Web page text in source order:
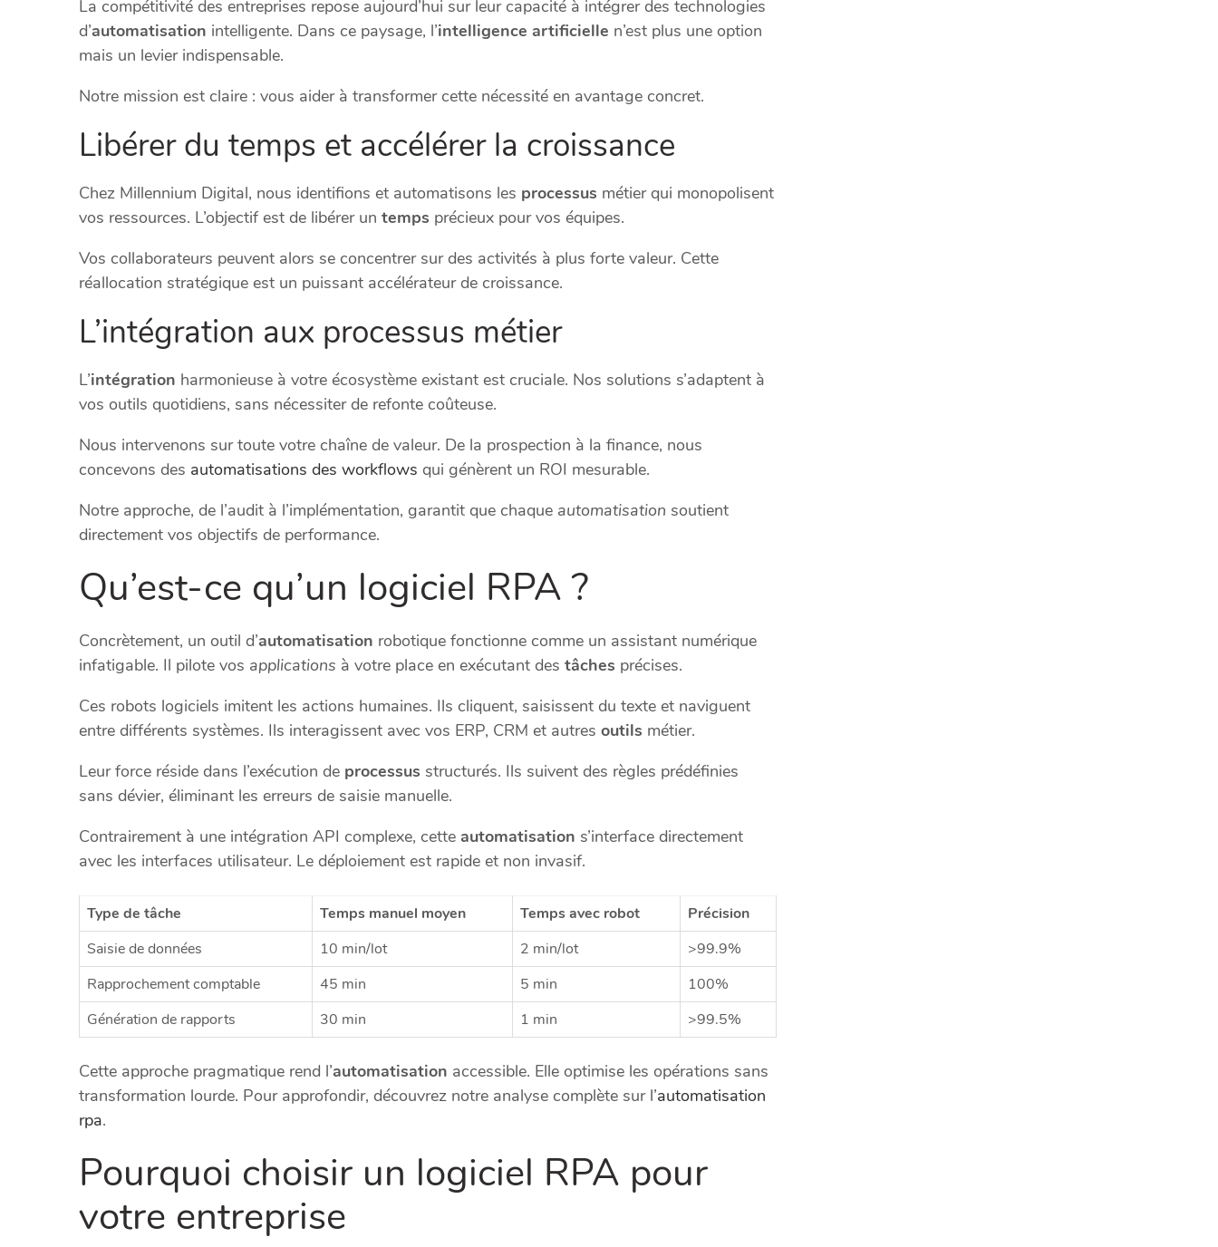
La compétitivité des entreprises repose aujourd’hui sur leur capacité à intégrer des technologies
d’automatisation intelligente. Dans ce paysage, l’intelligence artificielle n’est plus une option
mais un levier indispensable.
Notre mission est claire : vous aider à transformer cette nécessité en avantage concret.
Libérer du temps et accélérer la croissance
Chez Millennium Digital, nous identifions et automatisons les processus métier qui monopolisent
vos ressources. L’objectif est de libérer un temps précieux pour vos équipes.
Vos collaborateurs peuvent alors se concentrer sur des activités à plus forte valeur. Cette
réallocation stratégique est un puissant accélérateur de croissance.
L’intégration aux processus métier
L’intégration harmonieuse à votre écosystème existant est cruciale. Nos solutions s’adaptent à
vos outils quotidiens, sans nécessiter de refonte coûteuse.
Nous intervenons sur toute votre chaîne de valeur. De la prospection à la finance, nous
concevons des automatisations des workflows qui génèrent un ROI mesurable.
Notre approche, de l’audit à l’implémentation, garantit que chaque automatisation soutient
directement vos objectifs de performance.
Qu’est-ce qu’un logiciel RPA ?
Concrètement, un outil d’automatisation robotique fonctionne comme un assistant numérique
infatigable. Il pilote vos applications à votre place en exécutant des tâches précises.
Ces robots logiciels imitent les actions humaines. Ils cliquent, saisissent du texte et naviguent
entre différents systèmes. Ils interagissent avec vos ERP, CRM et autres outils métier.
Leur force réside dans l’exécution de processus structurés. Ils suivent des règles prédéfinies
sans dévier, éliminant les erreurs de saisie manuelle.
Contrairement à une intégration API complexe, cette automatisation s’interface directement
avec les interfaces utilisateur. Le déploiement est rapide et non invasif.
Type de tâche Temps manuel moyen Temps avec robot
Précision
Saisie de données
10 min/lot 2 min/lot
>99.9%
Rapprochement comptable
45 min 5 min
100%
Génération de rapports
30 min 1 min >99.5%
Cette approche pragmatique rend l’automatisation accessible. Elle optimise les opérations sans
transformation lourde. Pour approfondir, découvrez notre analyse complète sur l’automatisation
rpa.
Pourquoi choisir un logiciel RPA pour
votre entreprise